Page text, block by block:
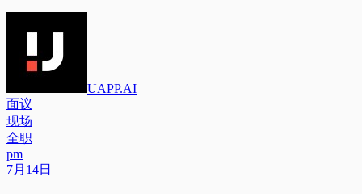
UAPP.AI
面议
现场
全职
pm
7月14日